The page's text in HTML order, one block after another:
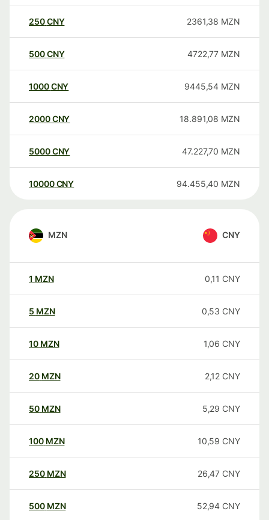
250CNY 2361,38 MZN
500CNY 4722,77 MZN
1000CNY 9445,54 MZN
2000CNY 18.891,08 MZN
5000CNY 47.227,70 MZN
10000 CNY 94.455,40 MZN
MZN CNY
1 MZN 0,11 CNY
5 MZN 0,53 CNY
10 MZN 1,06 CNY
20 MZN 2,12 CNY
50 MZN 5,29 CNY
100 MZN 10,59 CNY
250 MZN 26,47 CNY
500 MZN 52,94 CNY